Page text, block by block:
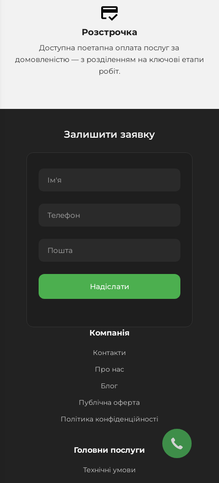
credit_score
Розстрочка
Доступна поетапна оплата послуг за
домовленістю — з розділенням на ключові етапи
робіт.
Залишити заявку
Компанія
Контакти
Про нас
Блог
Публічна оферта
Політика конфіденційності
Головни послуги
Технічні умови